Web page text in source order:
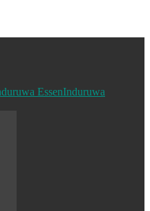
EssenInduruwa